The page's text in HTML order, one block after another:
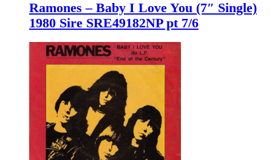
Ramones – Baby I Love You (7″ Single)
1980 Sire SRE49182NP pt 7/6